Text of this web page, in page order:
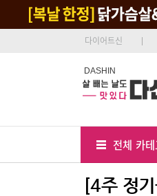
다이어트신
DASHIN
전체 카
[4주 정